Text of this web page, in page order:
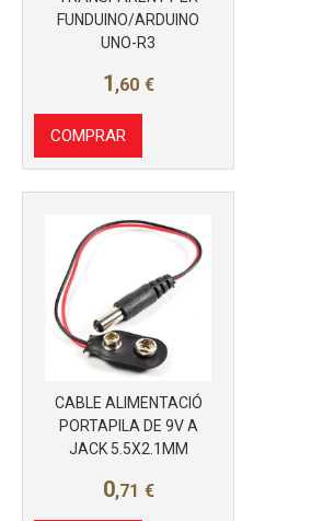
FUNDUINO/ARDUINO
UNO-R3
1 ,60 €
COMPRAR
CABLE ALIMENTACIÓ
PORTAPILA DE 9V A
JACK 5.5X2.1MM
0,71 €
Más info
Más info